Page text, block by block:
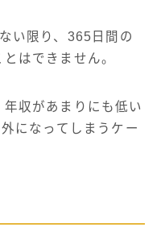
い限り、365日間の
はできません。
収があまりにも低い
になってしまうケー